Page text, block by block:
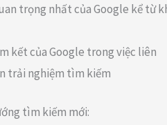
trọng nhất của Google kể từ
kết của Google trong việc liên
trải nghiệm tìm kiếm
tìm kiếm mới: